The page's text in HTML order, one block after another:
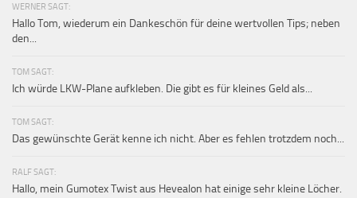
WERNER SAGT:
Hallo Tom, wiederum ein Dankeschön für deine wertvollen Tips; neben
den...
TOM SAGT:
Ich würde LKW-Plane aufkleben. Die gibt es für kleines Geld als...
TOM SAGT:
Das gewünschte Gerät kenne ich nicht. Aber es fehlen trotzdem noch...
RALF SAGT:
Hallo, mein Gumotex Twist aus Hevealon hat einige sehr kleine Löcher.